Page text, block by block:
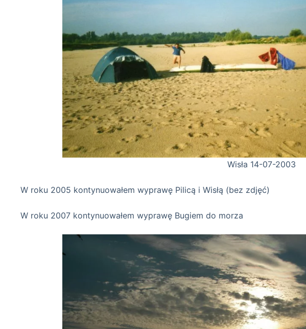
Wisła 14-07-2003
W roku 2005 kontynuowałem wyprawę Pilicą i Wisłą (bez zdjęć)
W roku 2007 kontynuowałem wyprawę Bugiem do morza